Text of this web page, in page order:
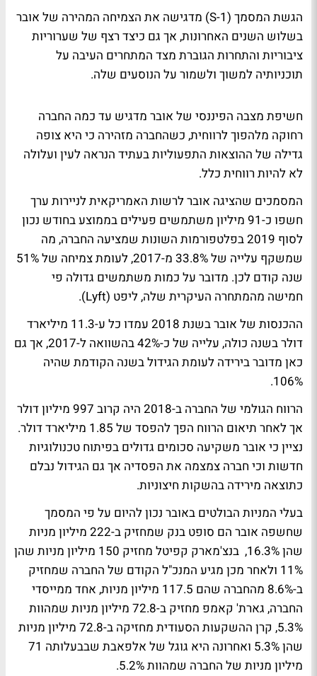
הגשת המסמך (S-1) מדגישה את הצמיחה המהירה של אובר
בשלוש השנים האחרונות, אך גם כיצד רצף של שערוריות
ציבוריות והתחרות הגוברת מצד המתחרים העיבה על
תוכניותיה למשוך ולשמור על הנוסעים שלה.
חשיפת מצבה הפיננסי של אובר מדגיש עד כמה החברה
רחוקה מלהפוך לרווחית, כשהחברה מזהירה כי היא צופה
גדילה של ההוצאות התפעוליות בעתיד הנראה לעין ועלולה
לא להיות רווחית כלל.
המסמכים שהציגה אובר לרשות האמריקאית לניירות ערך
חשפו כ-91 מיליון משתמשים פעילים בממוצע בחודש נכון
לסוף 2019 בפלטפורמות השונות שמציעה החברה, מה
שמשקף עלייה של 33.8% מ-2017, לעומת צמיחה של 51%
שנה קודם לכן. מדובר על כמות משתמשים גדולה פי
חמישה מהמתחרה העיקרית שלה, ליפט (Lyft).
ההכנסות של אובר בשנת 2018 עמדו כל ע-11.3 מיליארד
דולר בשנה כולה, עלייה של כ-42% בהשוואה ל-2017, אך גם
כאן מדובר בירידה לעומת הגידול בשנה הקודמת שהיה
106%.
הרווח הגולמי של החברה ב-2018 היה קרוב 997 מיליון דולר
אך לאחר תיאום הרווח הפך להפסד של 1.85 מיליארד דולר.
נציין כי אובר משקיעה סכומים גדולים בפיתוח טכנולוגיות
חדשות וכי חברה צמצמה את הפסדיה אך גם הגידול נבלם
כתוצאה מירידה בהשקות חיצוניות.
בעלי המניות הבולטים באובר נכון להיום על פי המסמך
שחשפה אובר הם סופט בנק שמחזיק ב-222 מיליון מניות
שהן 16.3%, בנצ'מארק קפיטל מחזיק 150 מיליון מניות שהן
11% ולאחר מכן מגיע המנכ"ל הקודם של החברה שמחזיק
ב-8.6% מהחברה שהם 117.5 מיליון מניות, אחד ממייסדי
החברה, גארת' קאמפ מחזיק ב-72.8 מיליון מניות שמהוות
5.3%, קרן ההשקעות הסעודית מחזיקה ב-72.8 מיליון מניות
שהן 5.3% ואחרונה היא גוגל של אלפאבת שבבעלותה 71
מיליון מניות של החברה שמהוות 5.2%.